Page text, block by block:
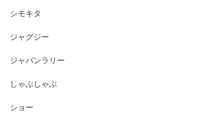
シモキタ
ジャグジー
ジャパンラリー
しゃぶしゃぶ
ショー